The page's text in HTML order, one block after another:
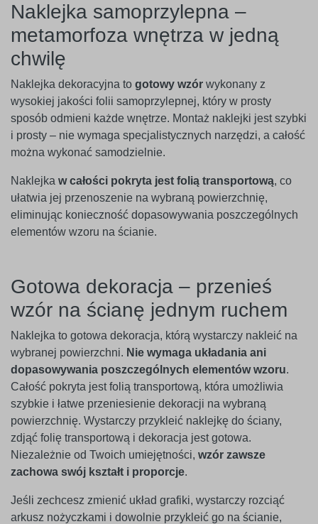
Naklejka samoprzylepna –
metamorfoza wnętrza w jedną
chwilę
Naklejka dekoracyjna to gotowy wzór wykonany z
wysokiej jakości folii samoprzylepnej, który w prosty
sposób odmieni każde wnętrze. Montaż naklejki jest szybki
i prosty – nie wymaga specjalistycznych narzędzi, a całość
można wykonać samodzielnie.
Naklejka w całości pokryta jest folią transportową, co
ułatwia jej przenoszenie na wybraną powierzchnię,
eliminując konieczność dopasowywania poszczególnych
elementów wzoru na ścianie.
Gotowa dekoracja – przenieś
wzór na ścianę jednym ruchem
Naklejka to gotowa dekoracja, którą wystarczy nakleić na
wybranej powierzchni. Nie wymaga układania ani
dopasowywania poszczególnych elementów wzoru.
Całość pokryta jest folią transportową, która umożliwia
szybkie i łatwe przeniesienie dekoracji na wybraną
powierzchnię. Wystarczy przykleić naklejkę do ściany,
zdjąć folię transportową i dekoracja jest gotowa.
Niezależnie od Twoich umiejętności, wzór zawsze
zachowa swój kształt i proporcje.
Jeśli zechcesz zmienić układ grafiki, wystarczy rozciąć
arkusz nożyczkami i dowolnie przykleić go na ścianie,